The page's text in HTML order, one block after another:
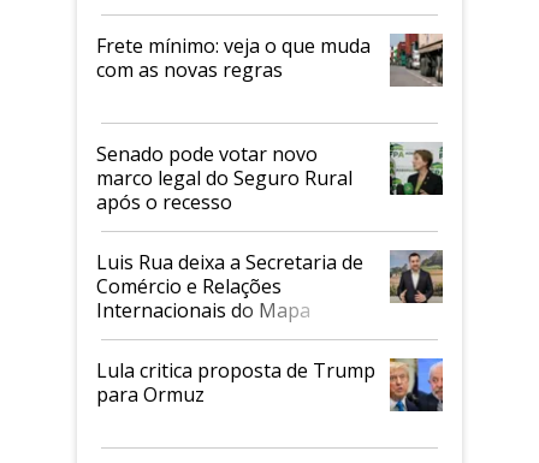
Frete mínimo: veja o que muda
com as novas regras
Senado pode votar novo
marco legal do Seguro Rural
após o recesso
Luis Rua deixa a Secretaria de
Comércio e Relações
Internacionais do Mapa
Lula critica proposta de Trump
para Ormuz